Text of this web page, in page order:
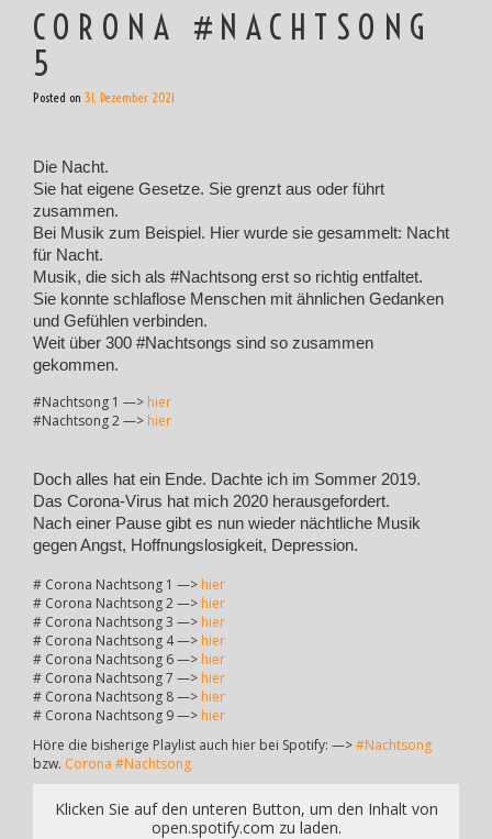
CORONA #NACHTSONG
5
Posted on 31. Dezember 2021
Die Nacht.
Sie hat eigene Gesetze. Sie grenzt aus oder führt
zusammen.
Bei Musik zum Beispiel. Hier wurde sie gesammelt: Nacht
für Nacht.
Musik, die sich als #Nachtsong erst so richtig entfaltet.
Sie konnte schlaflose Menschen mit ähnlichen Gedanken
und Gefühlen verbinden.
Weit über 300 #Nachtsongs sind so zusammen
gekommen.
#Nachtsong 1 —> hier
#Nachtsong 2 —> hier
Doch alles hat ein Ende. Dachte ich im Sommer 2019.
Das Corona-Virus hat mich 2020 herausgefordert.
Nach einer Pause gibt es nun wieder nächtliche Musik
gegen Angst, Hoffnungslosigkeit, Depression.
# Corona Nachtsong 1 —> hier
# Corona Nachtsong 2 —> hier
# Corona Nachtsong 3 —> hier
# Corona Nachtsong 4 —> hier
# Corona Nachtsong 6 —> hier
# Corona Nachtsong 7 —> hier
# Corona Nachtsong 8 —> hier
# Corona Nachtsong 9 —> hier
Höre die bisherige Playlist auch hier bei Spotify: —>#Nachtsong
bzw. Corona #Nachtsong
Klicken Sie auf den unteren Button, um den Inhalt von
open.spotify.com zu laden.